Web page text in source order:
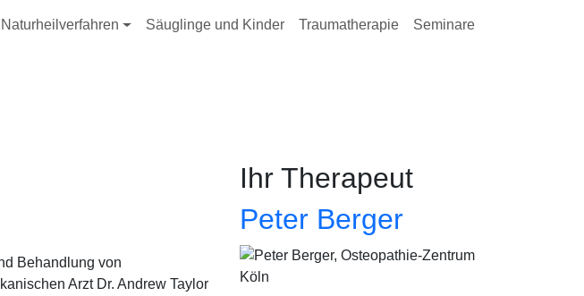
Naturheilverfahren Säuglinge und Kinder Traumatherapie Seminare
Behandlung von
Arzt Dr. Andrew Taylor
Ihr Therapeut
Peter Berger
Bild